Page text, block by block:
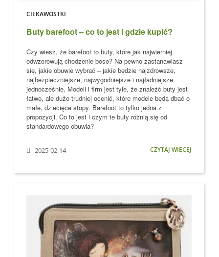
CIEKAWOSTKI
Buty barefoot – co to jest i gdzie kupić?
Czy wiesz, że barefoot to buty, które jak najwierniej
odwzorowują chodzenie boso? Na pewno zastanawiasz
się, jakie obuwie wybrać – jakie będzie najzdrowsze,
najbezpieczniejsze, najwygodniejsze i najładniejsze
jednocześnie. Modeli i firm jest tyle, że znaleźć buty jest
łatwo, ale dużo trudniej ocenić, które modele będą dbać o
małe, dziecięce stopy. Barefoot to tylko jedna z
propozycji. Co to jest i czym te buty różnią się od
standardowego obuwia?
2025-02-14 CZYTAJ WIĘCEJ